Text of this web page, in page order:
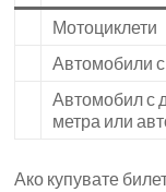
Мотоциклети
Автомобили
Автомобил с
метра или
Ако купувате